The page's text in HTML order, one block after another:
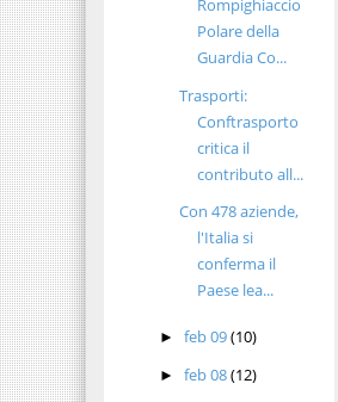
Rompighiaccio
Polare della
Guardia Co...
Trasporti:
Conftrasporto
critica il
contributo all...
Con 478 aziende,
l'Italia si
conferma il
Paese lea...
►feb 09(10)
►feb 08(12)